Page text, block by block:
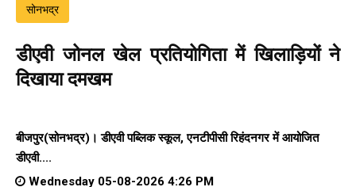
सोनभद्र
डीएवी जोनल खेल प्रतियोगिता में खिलाड़ियों ने
दिखाया दमखम
बीजपुर(सोनभद्र)। डीएवी पब्लिक स्कूल, एनटीपीसी रिहंदनगर में आयोजित
डीएवी....
Wednesday 05-08-2026 4:26 PM